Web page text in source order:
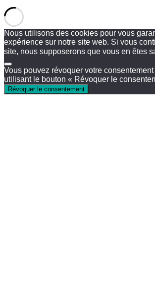
Nous utilisons des cookies pour vous
expérience sur notre site web. Si vous
site, nous supposerons que vous en êtes
Vous pouvez révoquer votre
utilisant le bouton « Révoquer le
Révoquer le consentement